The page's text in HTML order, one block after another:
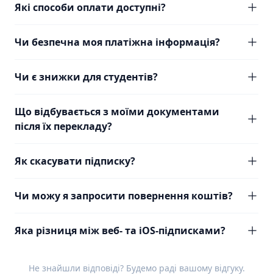
Які способи оплати доступні?
Чи безпечна моя платіжна інформація?
Чи є знижки для студентів?
Що відбувається з моїми документами
після їх перекладу?
Як скасувати підписку?
Чи можу я запросити повернення коштів?
Яка різниця між веб- та iOS-підписками?
Не знайшли відповіді? Будемо раді вашому відгуку.